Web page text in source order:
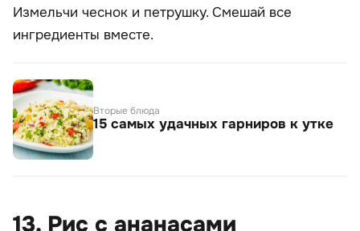
Измельчи чеснок и петрушку. Смешай все
ингредиенты вместе.
Вторые блюда
15 самых удачных гарниров к утке
13. Рис с ананасами